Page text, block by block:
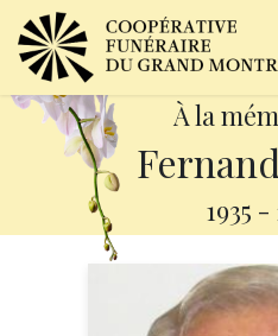
À la
1935 -